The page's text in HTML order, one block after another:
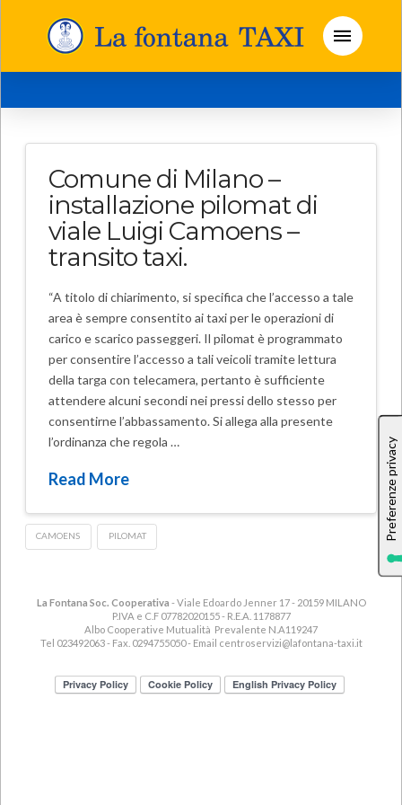
Comune di Milano –
installazione pilomat di
viale Luigi Camoens –
transito taxi.
“A titolo di chiarimento, si specifica che l’accesso a tale
area è sempre consentito ai taxi per le operazioni di
carico e scarico passeggeri. Il pilomat è programmato
per consentire l’accesso a tali veicoli tramite lettura
della targa con telecamera, pertanto è sufficiente
attendere alcuni secondi nei pressi dello stesso per
consentirne l’abbassamento. Si allega alla presente
l’ordinanza che regola …
Read More
CAMOENS PILOMAT
La Fontana Soc. Cooperativa - Viale Edoardo Jenner 17 - 20159 MILANO
P.IVA e C.F 07782020155 - R.E.A. 1178877
Albo Cooperative Mutualità Prevalente N.A119247
Tel 023492063 - Fax. 0294755050 - Email centroservizi@lafontana-taxi.it